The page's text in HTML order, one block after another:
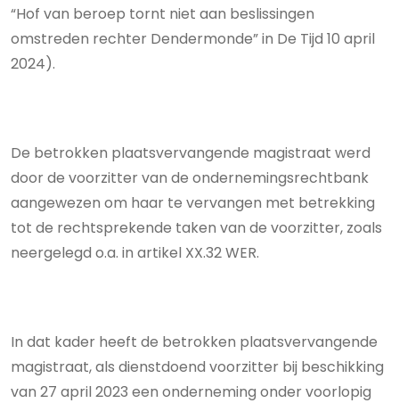
“Hof van beroep tornt niet aan beslissingen
omstreden rechter Dendermonde” in De Tijd 10 april
2024).
De betrokken plaatsvervangende magistraat werd
door de voorzitter van de ondernemingsrechtbank
aangewezen om haar te vervangen met betrekking
tot de rechtsprekende taken van de voorzitter, zoals
neergelegd o.a. in artikel XX.32 WER.
In dat kader heeft de betrokken plaatsvervangende
magistraat, als dienstdoend voorzitter bij beschikking
van 27 april 2023 een onderneming onder voorlopig